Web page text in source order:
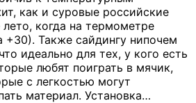
как и суровые российские
когда на термометре
+30). Также сайдингу нипочем
идеально для тех, у кого есть
любят поиграть в мячик,
с легкостью могут
материал. Установка…